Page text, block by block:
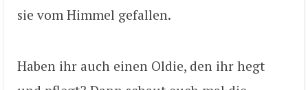
sie vom Himmel gefallen.
Haben ihr auch einen Oldie, den ihr hegt